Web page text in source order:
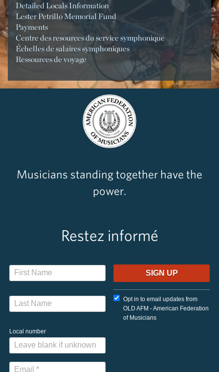
Detailed Locals Information
Lester Petrillo Memorial Fund
Payments
Centre des resources du service symphonique
Échelles de salaires symphoniques
Ressources de voyage
Musicians standing together have the
power.
Restez informé
Local number
Opt in to email updates from
OLD AFM - American Federation
of Musicians